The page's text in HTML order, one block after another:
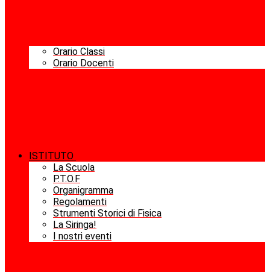
Orario Classi
Orario Docenti
ISTITUTO
La Scuola
P.T.O.F
Organigramma
Regolamenti
Strumenti Storici di Fisica
La Siringa!
I nostri eventi